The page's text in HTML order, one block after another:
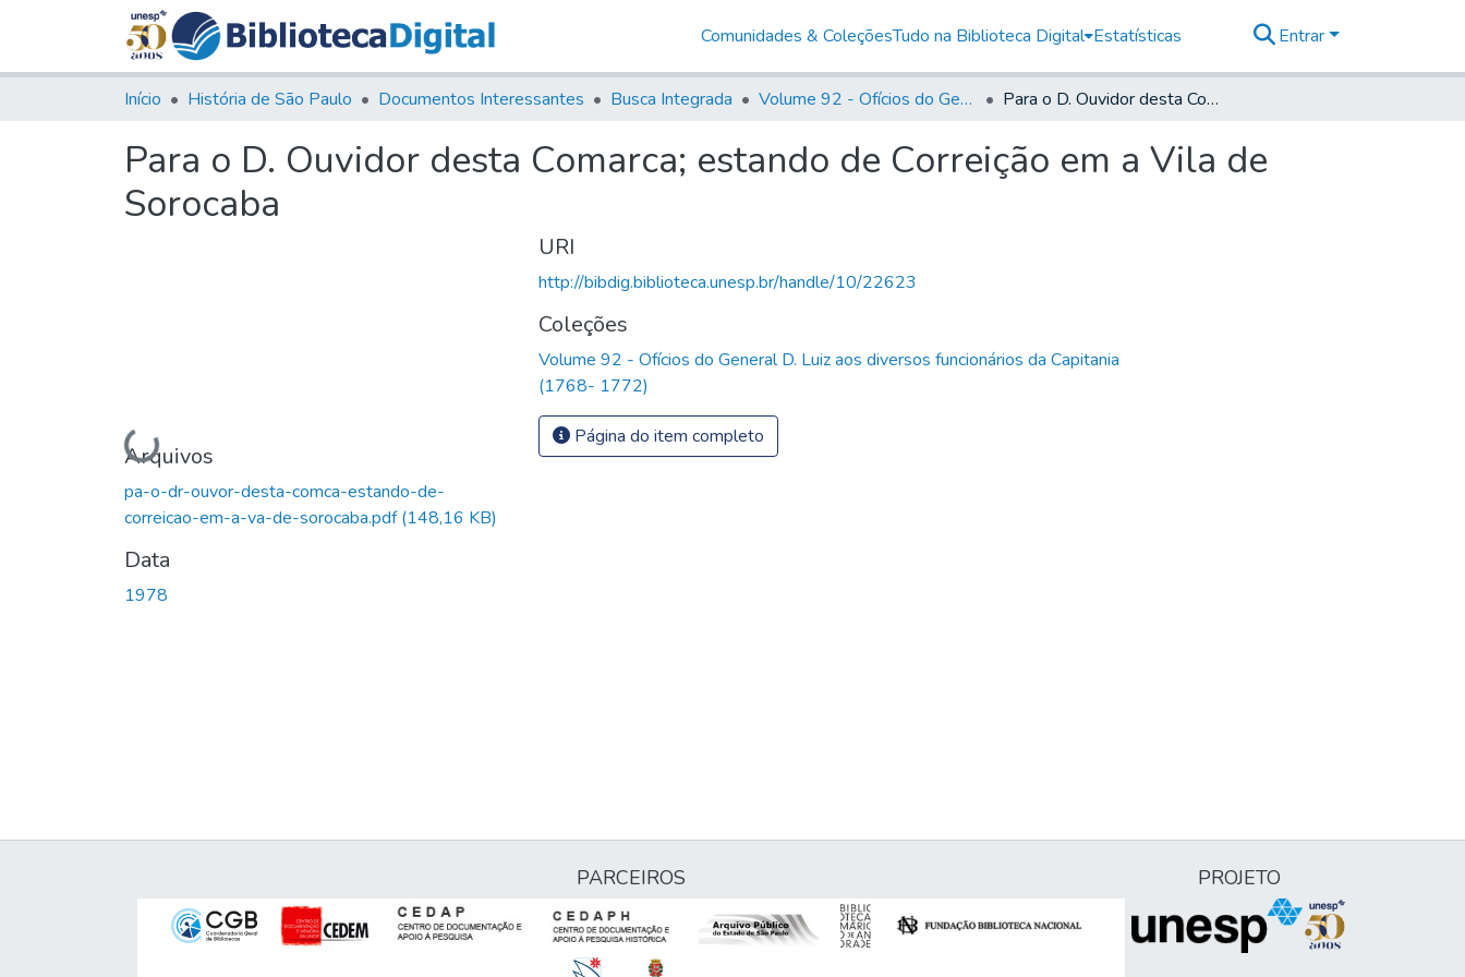
Comunidades & ColeçõesTudo na Biblioteca Digital Estatísticas Entrar
Início História de São Paulo Documentos Interessantes Busca Integrada Volume 92 - Ofícios do General D. Luiz aos diversos funcionários da Capitania (1768- 1772) Para o D. Ouvidor desta Comarca; estando de Correição em a Vila de Sorocaba
Para o D. Ouvidor desta Comarca; estando de Correição em a Vila de
Sorocaba
Carregando...
Arquivos
pa-o-dr-ouvor-desta-comca-estando-de-
correicao-em-a-va-de-sorocaba.pdf(148,16 KB)
Data
1978
URI
http://bibdig.biblioteca.unesp.br/handle/10/22623
Coleções
Volume 92 - Ofícios do General D. Luiz aos diversos funcionários da Capitania
(1768- 1772)
Página do item completo
PARCEIROS PROJETO